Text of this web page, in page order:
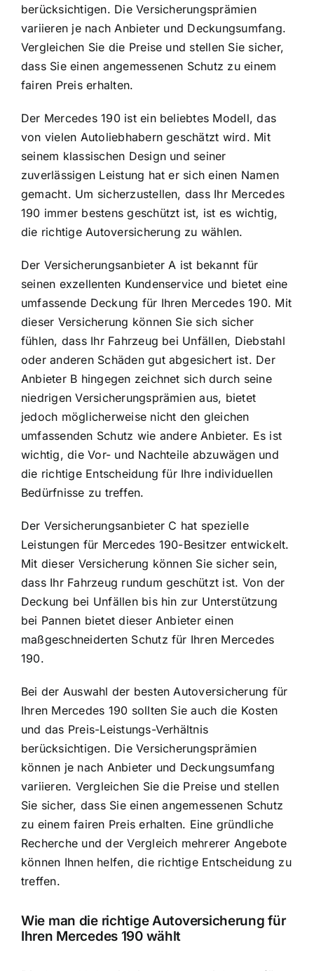
berücksichtigen. Die Versicherungsprämien
variieren je nach Anbieter und Deckungsumfang.
Vergleichen Sie die Preise und stellen Sie sicher,
dass Sie einen angemessenen Schutz zu einem
fairen Preis erhalten.
Der Mercedes 190 ist ein beliebtes Modell, das
von vielen Autoliebhabern geschätzt wird. Mit
seinem klassischen Design und seiner
zuverlässigen Leistung hat er sich einen Namen
gemacht. Um sicherzustellen, dass Ihr Mercedes
190 immer bestens geschützt ist, ist es wichtig,
die richtige Autoversicherung zu wählen.
Der Versicherungsanbieter A ist bekannt für
seinen exzellenten Kundenservice und bietet eine
umfassende Deckung für Ihren Mercedes 190. Mit
dieser Versicherung können Sie sich sicher
fühlen, dass Ihr Fahrzeug bei Unfällen, Diebstahl
oder anderen Schäden gut abgesichert ist. Der
Anbieter B hingegen zeichnet sich durch seine
niedrigen Versicherungsprämien aus, bietet
jedoch möglicherweise nicht den gleichen
umfassenden Schutz wie andere Anbieter. Es ist
wichtig, die Vor- und Nachteile abzuwägen und
die richtige Entscheidung für Ihre individuellen
Bedürfnisse zu treffen.
Der Versicherungsanbieter C hat spezielle
Leistungen für Mercedes 190-Besitzer entwickelt.
Mit dieser Versicherung können Sie sicher sein,
dass Ihr Fahrzeug rundum geschützt ist. Von der
Deckung bei Unfällen bis hin zur Unterstützung
bei Pannen bietet dieser Anbieter einen
maßgeschneiderten Schutz für Ihren Mercedes
190.
Bei der Auswahl der besten Autoversicherung für
Ihren Mercedes 190 sollten Sie auch die Kosten
und das Preis-Leistungs-Verhältnis
berücksichtigen. Die Versicherungsprämien
können je nach Anbieter und Deckungsumfang
variieren. Vergleichen Sie die Preise und stellen
Sie sicher, dass Sie einen angemessenen Schutz
zu einem fairen Preis erhalten. Eine gründliche
Recherche und der Vergleich mehrerer Angebote
können Ihnen helfen, die richtige Entscheidung zu
treffen.
Wie man die richtige Autoversicherung für
Ihren Mercedes 190 wählt